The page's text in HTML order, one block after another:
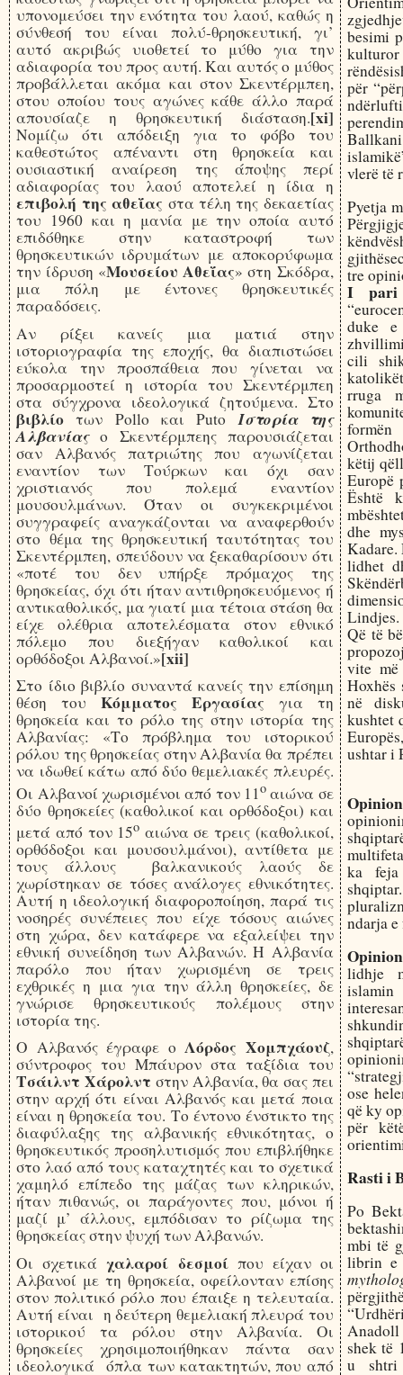
υπονομεύσει την ενότητα του λαού, καθώς η
σύνθεσή του είναι πολύ-θρησκευτική, γι’
αυτό ακριβώς υιοθετεί το μύθο για την
αδιαφορία του προς αυτή. Και αυτός ο μύθος
προβάλλεται ακόμα και στον Σκεντέρμπεη,
στου οποίου τους αγώνες κάθε άλλο παρά
απουσίαζε η θρησκευτική διάσταση.[xi]
Νομίζω ότι απόδειξη για το φόβο του
καθεστώτος απέναντι στη θρησκεία και
ουσιαστική αναίρεση της άποψης περί
αδιαφορίας του λαού αποτελεί η ίδια η
επιβολή της αθεΐας στα τέλη της δεκαετίας
του 1960 και η μανία με την οποία αυτό
επιδόθηκε στην καταστροφή των
θρησκευτικών ιδρυμάτων με αποκορύφωμα
την ίδρυση «Μουσείου Αθεΐας» στη Σκόδρα,
μια πόλη με έντονες θρησκευτικές
παραδόσεις.
Αν ρίξει κανείς μια ματιά στην
ιστοριογραφία της εποχής, θα διαπιστώσει
εύκολα την προσπάθεια που γίνεται να
προσαρμοστεί η ιστορία του Σκεντέρμπεη
στα σύγχρονα ιδεολογικά ζητούμενα. Στο
βιβλίοτων Pollo και Puto Ιστορία της
Αλβανίαςο Σκεντέρμπεης παρουσιάζεται
σαν Αλβανός πατριώτης που αγωνίζεται
εναντίον των Τούρκων και όχι σαν
χριστιανός που πολεμά εναντίον
μουσουλμάνων. Όταν οι συγκεκριμένοι
συγγραφείς αναγκάζονται να αναφερθούν
στο θέμα της θρησκευτική ταυτότητας του
Σκεντέρμπεη, σπεύδουν να ξεκαθαρίσουν ότι
«ποτέ του δεν υπήρξε πρόμαχος της
θρησκείας, όχι ότι ήταν αντιθρησκευόμενος ή
αντικαθολικός, μα γιατί μια τέτοια στάση θα
είχε ολέθρια αποτελέσματα στον εθνικό
πόλεμο που διεξήγαν καθολικοί και
ορθόδοξοι Αλβανοί.»[xii]
Στο ίδιο βιβλίο συναντά κανείς την επίσημη
θέση τουΚόμματος Εργασίας για τη
θρησκεία και το ρόλο της στην ιστορία της
Αλβανίας: «Το πρόβλημα του ιστορικού
ρόλου της θρησκείας στην Αλβανία θα πρέπει
να ιδωθεί κάτω από δύο θεμελιακές πλευρές.
Οι Αλβανοί χωρισμένοι από τον 11ο αιώνα σε
δύο θρησκείες (καθολικοί και ορθόδοξοι) και
μετά από τον 15ο αιώνα σε τρεις (καθολικοί,
ορθόδοξοι και μουσουλμάνοι), αντίθετα με
τους άλλους βαλκανικούς λαούς δε
χωρίστηκαν σε τόσες ανάλογες εθνικότητες.
Αυτή η ιδεολογική διαφοροποίηση, παρά τις
νοσηρές συνέπειες που είχε τόσους αιώνες
στη χώρα, δεν κατάφερε να εξαλείψει την
εθνική συνείδηση των Αλβανών. Η Αλβανία
παρόλο που ήταν χωρισμένη σε τρεις
εχθρικές η μια για την άλλη θρησκείες, δε
γνώρισε θρησκευτικούς πολέμους στην
ιστορία της.
Ο Αλβανός έγραφε οΛόρδος Χομπχάουζ,
σύντροφος του Μπάυρον στα ταξίδια του
Τσάιλντ Χάρολντ στην Αλβανία, θα σας πει
στην αρχή ότι είναι Αλβανός και μετά ποια
είναι η θρησκεία του. Το έντονο ένστικτο της
διαφύλαξης της αλβανικής εθνικότητας, ο
θρησκευτικός προσηλυτισμός που επιβλήθηκε
στο λαό από τους καταχτητές και το σχετικά
χαμηλό επίπεδο της μάζας των κληρικών,
ήταν πιθανώς, οι παράγοντες που, μόνοι ή
μαζί μ’ άλλους, εμπόδισαν το ρίζωμα της
θρησκείας στην ψυχή των Αλβανών.
Οι σχετικάχαλαροί δεσμοίπου είχαν οι
Αλβανοί με τη θρησκεία, οφείλονταν επίσης
στον πολιτικό ρόλο που έπαιξε η τελευταία.
Αυτή είναι η δεύτερη θεμελιακή πλευρά του
ιστορικού τα ρόλου στην Αλβανία. Οι
θρησκείες χρησιμοποιήθηκαν πάντα σαν
ιδεολογικά όπλα των κατακτητών, που από
besimi
kulturor
për
vlerë të
Pyetja
tre
I pari
duke
cili
rruga
këtij
Europë
Është
dhe
Kadare.
lidhet
Lindjes.
Që të
vite
Hoxhës
në
kushtet
ushtar i
ka
ndarja
lidhje
islamin
ose
që ky
për
Rasti i
Po
mbi të
librin
shek të
u shtri